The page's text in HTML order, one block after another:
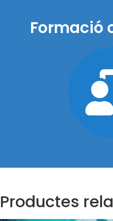
Formació
Productes